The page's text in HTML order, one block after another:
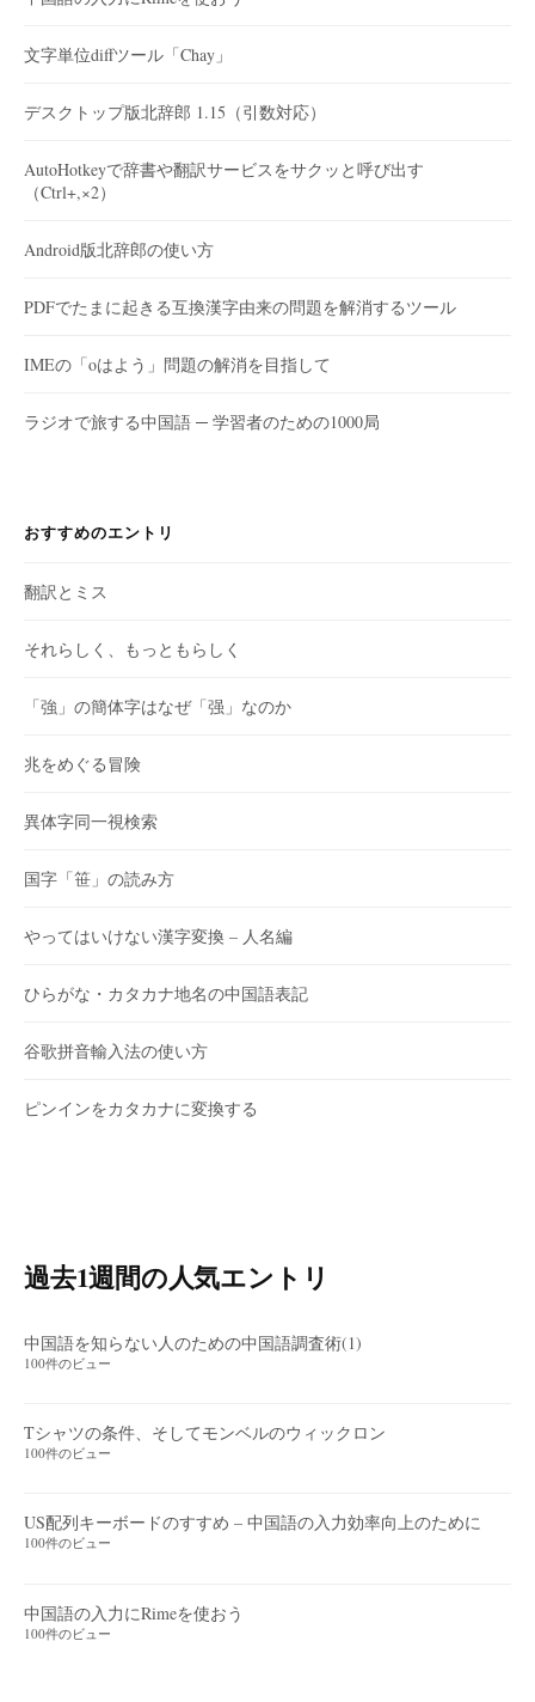
文字単位diffツール「Chay」
デスクトップ版北辞郎 1.15（引数対応）
AutoHotkeyで辞書や翻訳サービスをサクッと呼び出す
（Ctrl+,×2）
Android版北辞郎の使い方
PDFでたまに起きる互換漢字由来の問題を解消するツール
IMEの「oはよう」問題の解消を目指して
ラジオで旅する中国語 ─ 学習者のための1000局
おすすめのエントリ
翻訳とミス
それらしく、もっともらしく
「強」の簡体字はなぜ「强」なのか
兆をめぐる冒険
異体字同一視検索
国字「笹」の読み方
やってはいけない漢字変換 – 人名編
ひらがな・カタカナ地名の中国語表記
谷歌拼音輸入法の使い方
ピンインをカタカナに変換する
過去1週間の人気エントリ
中国語を知らない人のための中国語調査術(1)
100件のビュー
Tシャツの条件、そしてモンベルのウィックロン
100件のビュー
US配列キーボードのすすめ – 中国語の入力効率向上のために
100件のビュー
中国語の入力にRimeを使おう
100件のビュー